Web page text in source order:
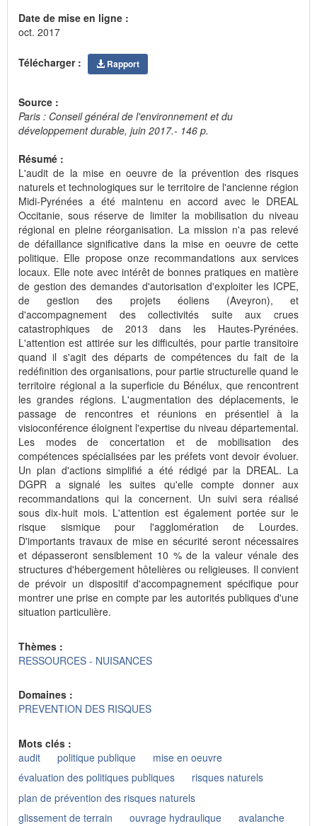
Date de mise en ligne :
oct. 2017
Télécharger : Rapport
Source :
Paris : Conseil général de l'environnement et du
développement durable, juin 2017.- 146 p.
Résumé :
L'audit de la mise en oeuvre de la prévention des risques
naturels et technologiques sur le territoire de l'ancienne région
Midi-Pyrénées a été maintenu en accord avec le DREAL
Occitanie, sous réserve de limiter la mobilisation du niveau
régional en pleine réorganisation. La mission n'a pas relevé
de défaillance significative dans la mise en oeuvre de cette
politique. Elle propose onze recommandations aux services
locaux. Elle note avec intérêt de bonnes pratiques en matière
de gestion des demandes d'autorisation d'exploiter les ICPE,
de gestion des projets éoliens (Aveyron), et
d'accompagnement des collectivités suite aux crues
catastrophiques de 2013 dans les Hautes-Pyrénées.
L'attention est attirée sur les difficultés, pour partie transitoire
quand il s'agit des départs de compétences du fait de la
redéfinition des organisations, pour partie structurelle quand le
territoire régional a la superficie du Bénélux, que rencontrent
les grandes régions. L'augmentation des déplacements, le
passage de rencontres et réunions en présentiel à la
visioconférence éloignent l'expertise du niveau départemental.
Les modes de concertation et de mobilisation des
compétences spécialisées par les préfets vont devoir évoluer.
Un plan d'actions simplifié a été rédigé par la DREAL. La
DGPR a signalé les suites qu'elle compte donner aux
recommandations qui la concernent. Un suivi sera réalisé
sous dix-huit mois. L'attention est également portée sur le
risque sismique pour l'agglomération de Lourdes.
D'importants travaux de mise en sécurité seront nécessaires
et dépasseront sensiblement 10 % de la valeur vénale des
structures d'hébergement hôtelières ou religieuses. Il convient
de prévoir un dispositif d'accompagnement spécifique pour
montrer une prise en compte par les autorités publiques d'une
situation particulière.
Thèmes :
RESSOURCES - NUISANCES
Domaines :
PREVENTION DES RISQUES
Mots clés :
audit
politique publique
mise en oeuvre
évaluation des politiques publiques
risques naturels
plan de prévention des risques naturels
glissement de terrain
ouvrage hydraulique
avalanche